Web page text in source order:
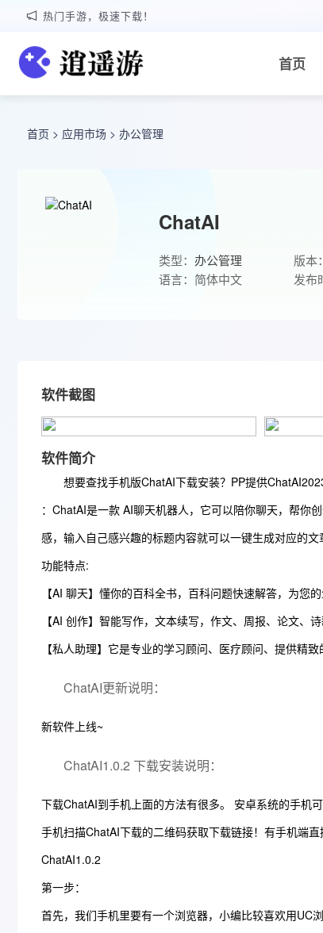
热门手游，极速下载！
首页
首页 > 应用市场 > 办公管理
ChatAI
类型： 办公管理 版本
语言：简体中文
发布
软件截图
软件简介
想要查找手机版ChatAI下载安装？PP提供
：ChatAI是一款 AI聊天机器人，它可以陪你聊天，帮你
感，输入自己感兴趣的标题内容就可以一键生成对应的文
功能特点:
【AI 聊天】懂你的百科全书，百科问题快速解答，为您
【AI 创作】智能写作，文本续写，作文、周报、论文、
【私人助理】它是专业的学习顾问、医疗顾问、提供精
ChatAI更新说明：
新软件上线~
ChatAI1.0.2 下载安装说明：
下载ChatAI到手机上面的方法有很多。 安卓系统的手机
手机扫描ChatAI下载的二维码获取下载链接！有手机端
ChatAI1.0.2
第一步：
首先，我们手机里要有一个浏览器，小编比较喜欢用UC